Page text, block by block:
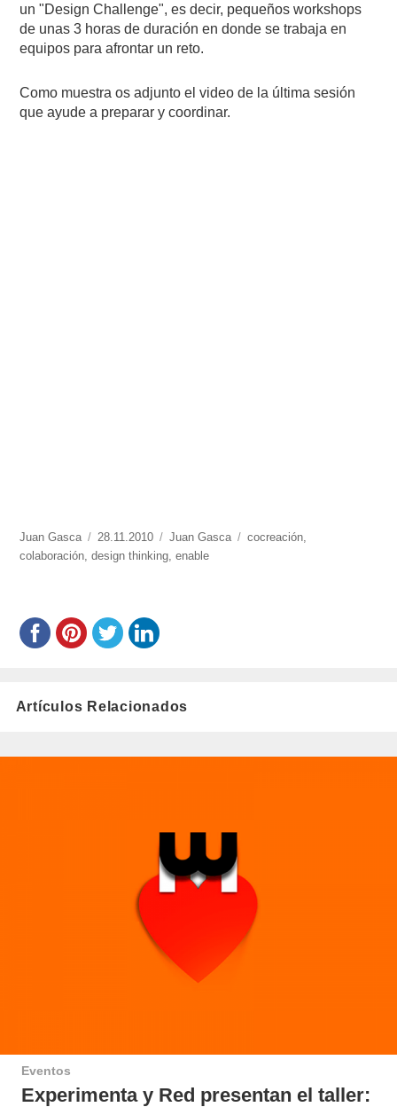
un "Design Challenge", es decir, pequeños workshops
de unas 3 horas de duración en donde se trabaja en
equipos para afrontar un reto.
Como muestra os adjunto el video de la última sesión
que ayude a preparar y coordinar.
https://www.experimenta.es/author/Juan%20Gasca/
Juan Gasca
Publicado
el
28.11.2010 Categorías
Juan Gasca Etiquetas
cocreación
colaboración ,design thinking ,enable
Artículos Relacionados
Eventos
Experimenta y Red presentan el taller: